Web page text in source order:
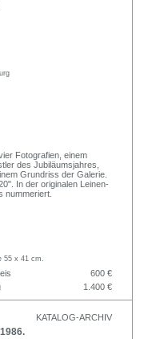
Fotografien, einem
des Jubiläumsjahres,
Grundriss der Galerie.
In der originalen Leinen-
nummeriert.
55 x 41 cm.
600 €
1.400 €
KATALOG-ARCHIV